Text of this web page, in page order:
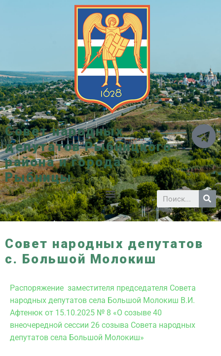
Совет народных
депутатов Рыбницкого
района и города
Рыбницы
Совет народных депутатов
с. Большой Молокиш
Распоряжение заместителя председателя Совета
народных депутатов села Большой Молокиш В.И.
Афтенюк от 15.10.2025 № 8 «О созыве 40
внеочередной сессии 26 созыва Совета народных
депутатов села Большой Молокиш»